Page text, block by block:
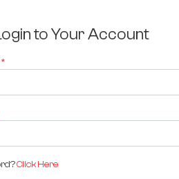
to Your Account
*
Click Here